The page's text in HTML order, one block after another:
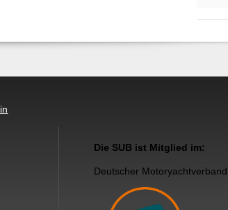
Die SUB ist Mitglied im:
Deutscher Motoryachtverband